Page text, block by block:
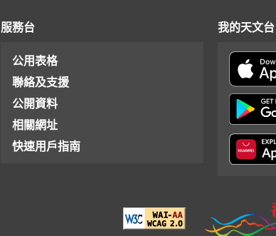
服務台
公用表格
聯絡及支援
公開資料
相關網址
快速用戶指南
我的天文台